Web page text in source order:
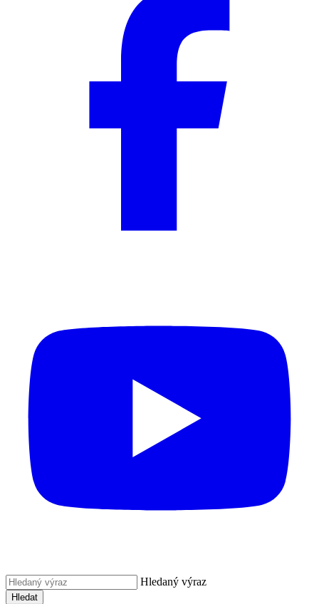
Hledaný výraz
Hledat